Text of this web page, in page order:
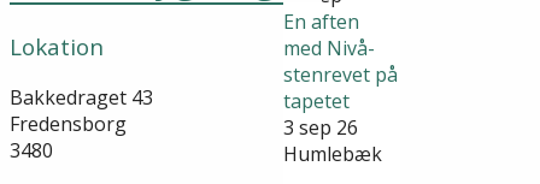
En aften
med Nivå-
stenrevet på
tapetet
3 sep 26
Humlebæk
Lokation
Bakkedraget 43
Fredensborg
3480